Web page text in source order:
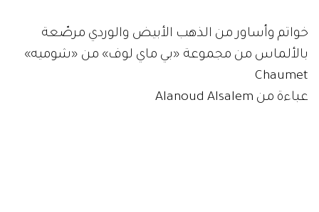
خواتم وأساور من الذهب الأبيض والوردي مرصّعة
بالألماس من مجموعة «بي ماي لوف» من «شوميه»
Chaumet
عباءة من Alanoud Alsalem